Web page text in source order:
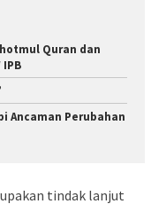
Quran dan
IPB
Ancaman Perubahan
tindak lanjut